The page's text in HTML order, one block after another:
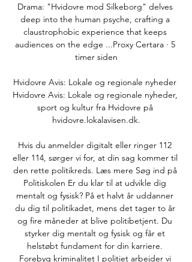
Drama: "Hvidovre mod Silkeborg" delves
deep into the human psyche, crafting a
claustrophobic experience that keeps
audiences on the edge ...Proxy Certara · 5
timer siden
Hvidovre Avis: Lokale og regionale nyheder
Hvidovre Avis: Lokale og regionale nyheder,
sport og kultur fra Hvidovre på
hvidovre.lokalavisen.dk.
Hvis du anmelder digitalt eller ringer 112
eller 114, sørger vi for, at din sag kommer til
den rette politikreds. Læs mere Søg ind på
Politiskolen Er du klar til at udvikle dig
mentalt og fysisk? På et halvt år uddanner
du dig til politikadet, mens det tager to år
og fire måneder at blive politibetjent. Du
styrker dig mentalt og fysisk og får et
helstøbt fundament for din karriere.
Forebyg kriminalitet I politiet arbejder vi